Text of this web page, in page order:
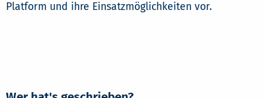
Platform und ihre Einsatzmöglichkeiten vor.